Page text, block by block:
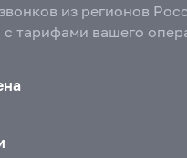
из регионов
с тарифами вашего